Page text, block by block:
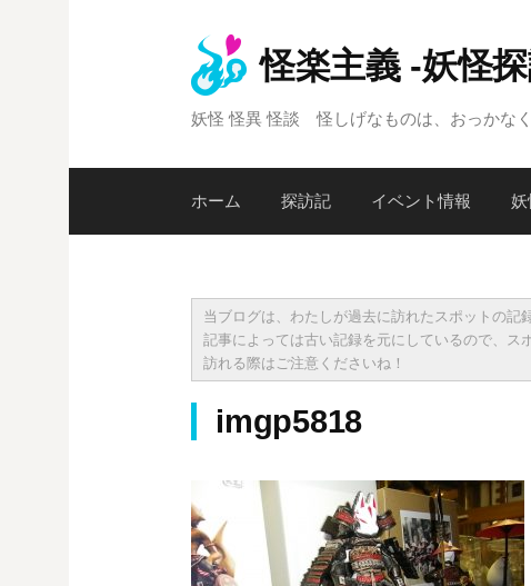
へ
怪楽主義 -妖怪
妖怪 怪異 怪談 怪しげなものは、おっかな
ホーム 探訪記 イベント情報 妖
当ブログは、わたしが過去に訪れたスポットの記
記事によっては古い記録を元にしているので、ス
訪れる際はご注意くださいね！
imgp5818